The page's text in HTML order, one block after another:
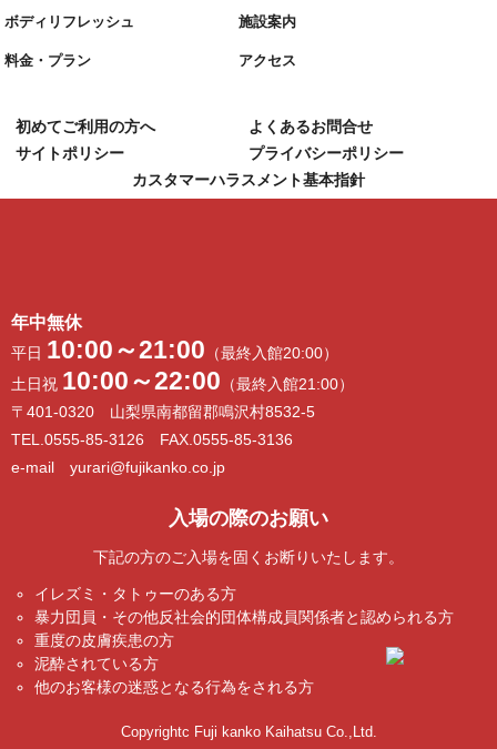
ボディリフレッシュ 施設案内
料金・プラン アクセス
初めてご利用の方へ
よくあるお問合せ
サイトポリシー
プライバシーポリシー
カスタマーハラスメント基本指針
年中無休
平日 10:00～21:00 （最終入館20:00）
土日祝 10:00～22:00 （最終入館21:00）
〒401-0320 山梨県南都留郡鳴沢村8532-5
TEL.0555-85-3126 FAX.0555-85-3136
e-mail yurari@fujikanko.co.jp
入場の際のお願い
下記の方のご入場を固くお断りいたします。
イレズミ・タトゥーのある方
暴力団員・その他反社会的団体構成員関係者と認められる方
重度の皮膚疾患の方
泥酔されている方
他のお客様の迷惑となる行為をされる方
Copyrightc Fuji kanko Kaihatsu Co.,Ltd.